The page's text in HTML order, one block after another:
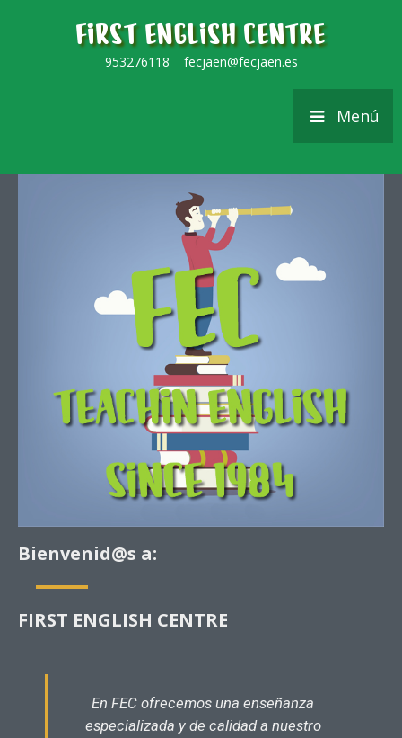
FIRST ENGLISH CENTRE
953276118 fecjaen@fecjaen.es
Menú
Bienvenid@s a:
FIRST ENGLISH CENTRE
En FEC ofrecemos una enseñanza
especializada y de calidad a nuestro